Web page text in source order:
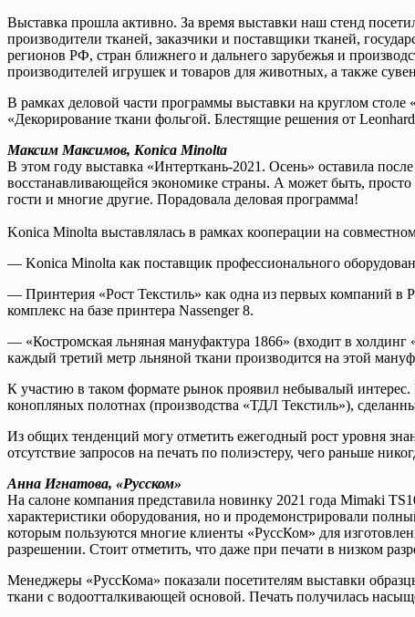
Выставка прошла активно. За время выставки наш стенд
производители тканей, заказчики и поставщики тканей,
регионов РФ, стран ближнего и дальнего зарубежья и
производителей игрушек и товаров для животных, а также
В рамках деловой части программы выставки на круглом столе
«Декорирование ткани фольгой. Блестящие решения от
Максим Максимов, Konica Minolta
В этом году выставка «Интерткань-2021. Осень» оставила
восстанавливающейся экономике страны. А может быть,
гости и многие другие. Порадовала деловая программа!
Konica Minolta выставлялась в рамках кооперации на
— Konica Minolta как поставщик профессионального
— Принтерия «Рост Текстиль» как одна из первых компаний в
комплекс на базе принтера Nassenger 8.
— «Костромская льняная мануфактура 1866» (входит в
каждый третий метр льняной ткани производится на этой
К участию в таком формате рынок проявил небывалый
конопляных полотнах (производства «ТДЛ Текстиль»),
Из общих тенденций могу отметить ежегодный рост уровня
отсутствие запросов на печать по полиэстеру, чего раньше
Анна Игнатова, «Русском»
На салоне компания представила новинку 2021 года Mimaki
характеристики оборудования, но и продемонстрировали
которым пользуются многие клиенты «РуссКом» для
разрешении. Стоит отметить, что даже при печати в низком
Менеджеры «РуссКома» показали посетителям выставки
ткани с водоотталкивающей основой. Печать получилась